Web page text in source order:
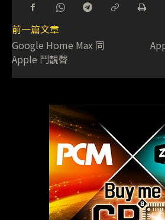
前一篇文章
Google Home Max 同
Apple 鬥靚聲